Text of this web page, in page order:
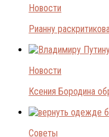
Новости
Рианну
Новости
Ксения Бородина
Советы